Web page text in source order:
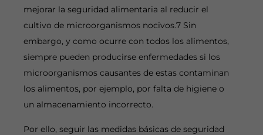
mejorar la seguridad alimentaria al reducir el
cultivo de microorganismos nocivos.7 Sin
embargo, y como ocurre con todos los alimentos,
siempre pueden producirse enfermedades si los
microorganismos causantes de estas contaminan
los alimentos, por ejemplo, por falta de higiene o
un almacenamiento incorrecto.
Por ello, seguir las medidas básicas de seguridad